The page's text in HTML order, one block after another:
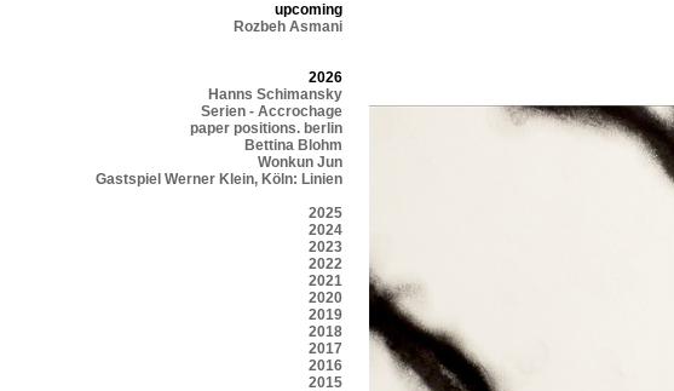
upcoming
Rozbeh Asmani
2026
Hanns Schimansky
Serien - Accrochage
paper positions. berlin
Bettina Blohm
Wonkun Jun
Gastspiel Werner Klein, Köln: Linien
2025
2024
2023
2022
2021
2020
2019
2018
2017
2016
2015